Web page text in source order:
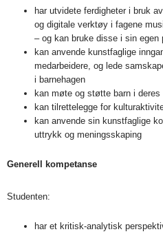
har utvidete ferdigheter i bruk
og digitale verktøy i fagene
– og kan bruke disse i sin egen
kan anvende kunstfaglige
medarbeidere, og lede
i barnehagen
kan møte og støtte barn i
kan tilrettelegge for
kan anvende sin kunstfaglige
uttrykk og meningsskaping
Generell kompetanse
Studenten:
har et kritisk-analytisk